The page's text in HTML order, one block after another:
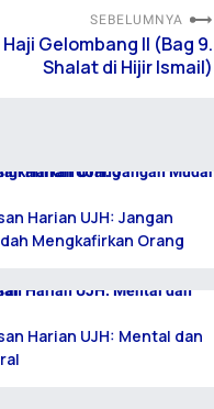
SEBELUMNYA
Gelombang II (Bag 9.
Shalat di Hijir Ismail)
Harian UJH: Jangan
Mengkafirkan Orang
Harian UJH: Mental dan